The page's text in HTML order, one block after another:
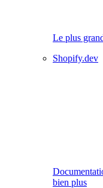
Le plus
Shopify.dev
bien plus